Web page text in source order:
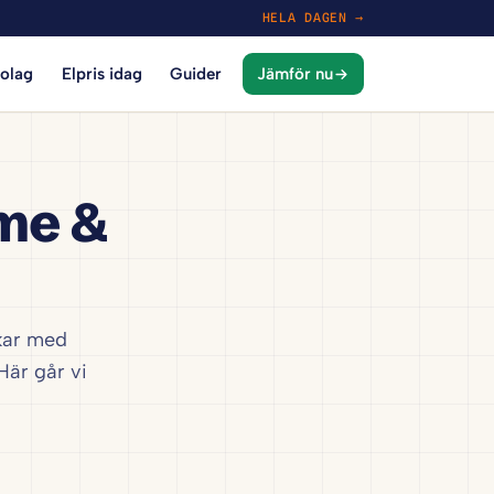
HELA DAGEN →
Elpris idag Guider Jämför nu
&
med
går vi